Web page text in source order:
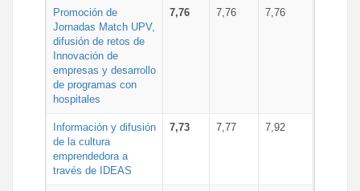
Promoción de
Jornadas Match UPV,
difusión de retos de
Innovación de
empresas y desarrollo
de programas con
hospitales
7,76 7,76 7,76
Información y difusión
de la cultura
emprendedora a
través de IDEAS
7,73 7,77 7,92